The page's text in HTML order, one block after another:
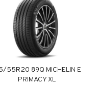
55R20 89Q MICHELIN E
PRIMACY XL